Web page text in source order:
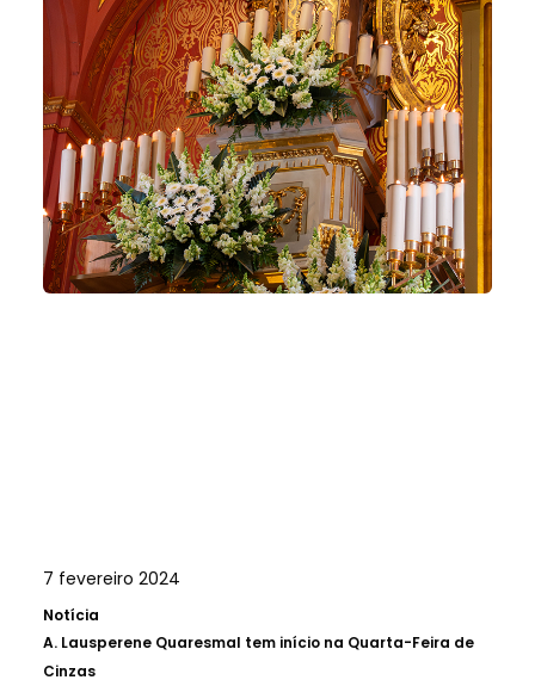
7 fevereiro 2024
Notícia
A. Lausperene Quaresmal tem início na Quarta-Feira de
Cinzas